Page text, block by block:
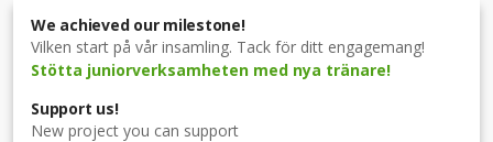
We achieved our milestone!
Vilken start på vår insamling. Tack för ditt engagemang!
Stötta juniorverksamheten med nya tränare!
Support us!
New project you can support